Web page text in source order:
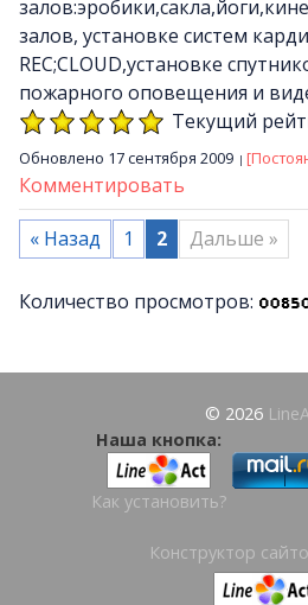
залов, установке систем
REC;CLOUD,установке
пожарного оповещения и
Текущий
Обновлено 17 сентября 2009
Комментировать
« Назад 1 2 Дальше »
Количество просмотров:
© 2026
Наша кнопка:
Как установить?
Конструктор